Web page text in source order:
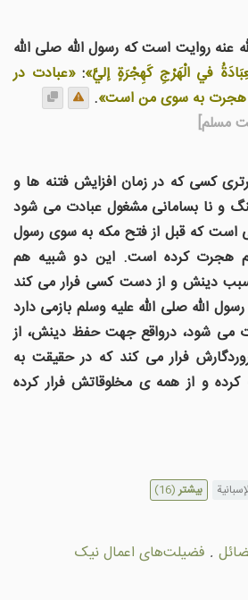
عنه روایت است که رسول الله صلی الله
في الْهَرْجِ كَهِجْرَةٍ إليَّ»:«عبادت در
هجرت به سوی من است».
مسلم]
کسی که در زمان افزایش فتنه ها و
و نا بسامانی مشغول عبادت می شود
است که قبل از فتح مکه به سوی رسول
هجرت کرده است. این دو شبیه هم
دینش و از دست کسی فرار می کند
الله صلی الله علیه وسلم بازمی دارد
می شود، درواقع جهت حفظ دینش، از
فرار می کند که در حقیقت به
و از همه ی مخلوقاتش فرار کرده
بیشتر(16)
. فضيلت‌هاى اعمال نیک